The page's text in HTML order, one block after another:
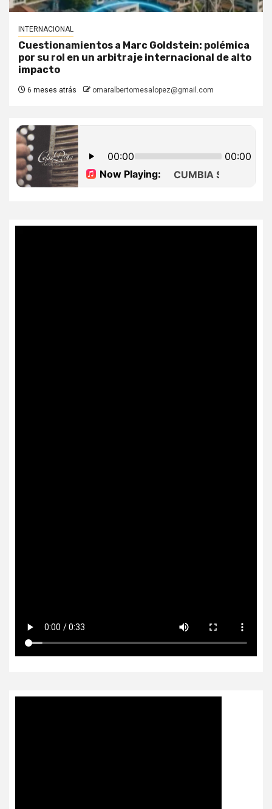
INTERNACIONAL
Cuestionamientos a Marc Goldstein: polémica
por su rol en un arbitraje internacional de alto
impacto
6 meses atrás omaralbertomesalopez@gmail.com